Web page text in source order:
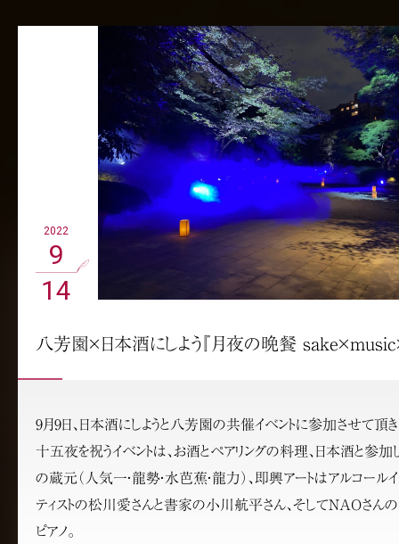
2022
9
14
八芳園×日本酒にしよう『月夜の晩餐
9月9日、日本酒にしようと八芳園の共催イベントに参加させて頂き
十五夜を祝うイベントは、お酒とペアリングの料理、日本酒と参加
の蔵元（人気一・龍勢・水芭蕉・龍力）、即興アートはアルコール
ティストの松川愛さんと書家の小川航平さん、そしてNAOさん
ピアノ。